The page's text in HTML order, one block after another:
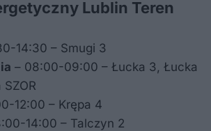
Lublin Teren
14:30 – Smugi 3
– 08:00-09:00 – Łucka 3, Łucka
12:00 – Krępa 4
14:00 – Talczyn 2